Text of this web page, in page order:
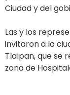
Ciudad y del
Las y los
invitaron a la
Tlalpan, que se
zona de